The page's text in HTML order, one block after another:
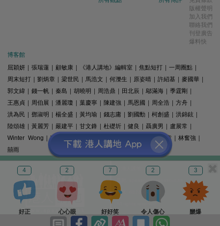
4
好正
2
心心眼
7
好好笑
2
令人傷心
3
嬲爆
版權聲明
加入我們
聯絡我們
刊登廣告
爆料快
博客館
屈穎妍 | 張瑞蓮 | 顧敏康 | 《港人講地》編輯室 | 焦點短打 | 一周圈點 |
周末短打 | 劉炳章 | 梁世民 | 馬浩文 | 何濼生 | 原姿晴 | 許紹基 | 麥國華 |
郭文緯 | 錢一帆 | 秦島 | 胡曉明 | 周浩鼎 | 田北辰 | 鄔滿海 | 季霆剛 |
王惠貞 | 周伯展 | 潘麗瓊 | 葉慶寧 | 陳建強 | 馬恩國 | 周全浩 | 方舟 |
洪為民 | 鄧淑明 | 楊全盛 | 黃均瑜 | 錢志庸 | 劉國勳 | 柯創盛 | 洪錦鉉 |
陸頌雄 | 黃麗芳 | 嚴建平 | 甘文鋒 | 杜礎圻 | 健良 | 聶廣男 | 盧展常 |
Winter Wong | K2 梁文新 羅崑 姚銘 精選文章 | 林奮強 |
囍雨
© 港人講地
電郵: speakout@speakout.hk
傳真: 85228041301
版權所有 不得轉載